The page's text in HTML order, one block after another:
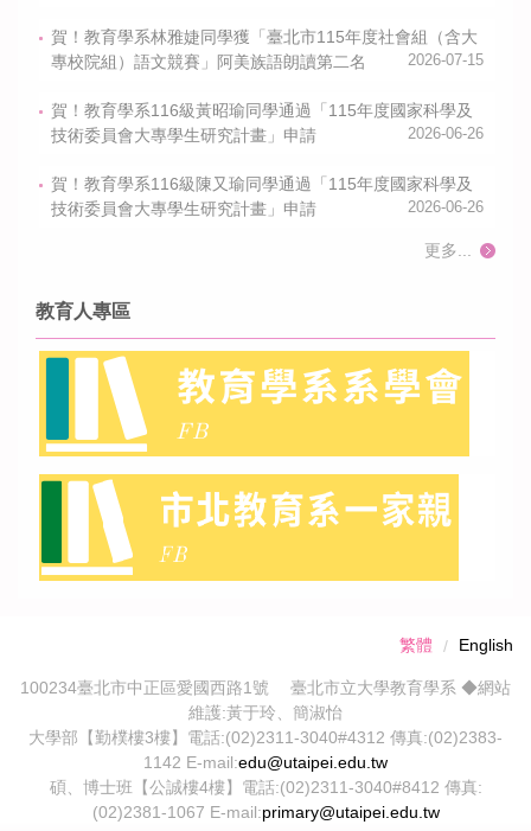
賀！教育學系林雅婕同學獲「臺北市115年度社會組（含大
專校院組）語文競賽」阿美族語朗讀第二名
2026-07-15
賀！教育學系116級黃昭瑜同學通過「115年度國家科學及
技術委員會大專學生研究計畫」申請
2026-06-26
賀！教育學系116級陳又瑜同學通過「115年度國家科學及
技術委員會大專學生研究計畫」申請
2026-06-26
更多...
教育人專區
繁體 English
100234臺北市中正區愛國西路1號 臺北市立大學教育學系 ◆網站
維護:黃于玲、簡淑怡
大學部【勤樸樓3樓】電話:(02)2311-3040#4312 傳真:(02)2383-
1142 E-mail:edu@utaipei.edu.tw
碩、博士班【公誠樓4樓】電話:(02)2311-3040#8412 傳真:
(02)2381-1067 E-mail:primary@utaipei.edu.tw